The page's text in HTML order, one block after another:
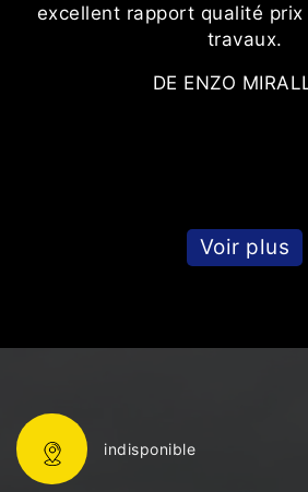
excellent rapport qualité
travaux.
DE ENZO
Voir plus
indisponible